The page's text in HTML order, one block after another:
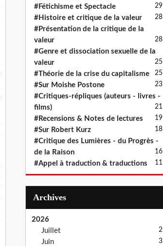
#Fétichisme et Spectacle 29
#Histoire et critique de la valeur 28
#Présentation de la critique de la
valeur
28
#Genre et dissociation sexuelle de la
valeur
25
#Théorie de la crise du capitalisme 25
#Sur Moishe Postone 23
#Critiques-répliques (auteurs - livres -
films)
21
#Recensions & Notes de lectures 19
#Sur Robert Kurz 18
#Critique des Lumières - du Progrès -
de la Raison
16
#Appel à traduction & traductions 11
Archives
2026
Juillet
2
Juin 3